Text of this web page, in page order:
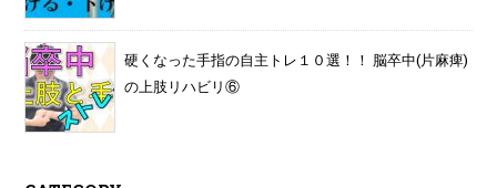
硬くなった手指の自主トレ１０選！！ 脳卒中(片麻痺)
の上肢リハビリ⑥